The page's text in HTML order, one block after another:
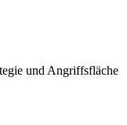
und Angriffsfläche